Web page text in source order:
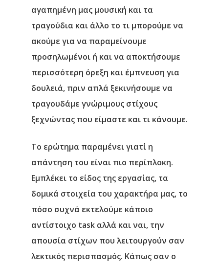
αγαπημένη μας μουσική και τα
τραγούδια και άλλο το τι μπορούμε να
ακούμε για να παραμείνουμε
προσηλωμένοι ή και να αποκτήσουμε
περισσότερη όρεξη και έμπνευση για
δουλειά, πριν απλά ξεκινήσουμε να
τραγουδάμε γνώριμους στίχους
ξεχνώντας που είμαστε και τι κάνουμε.
Το ερώτημα παραμένει γιατί η
απάντηση του είναι πιο περίπλοκη.
Εμπλέκει το είδος της εργασίας, τα
δομικά στοιχεία του χαρακτήρα μας, το
πόσο συχνά εκτελούμε κάποιο
αντίστοιχο task αλλά και ναι, την
απουσία στίχων που λειτουργούν σαν
λεκτικός περισπασμός. Κάπως σαν ο